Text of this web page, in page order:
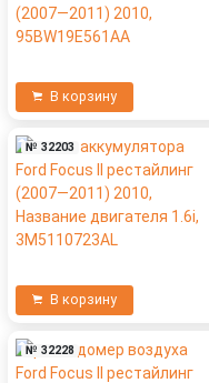
В корзину
№ 32203
В корзину
№ 32228